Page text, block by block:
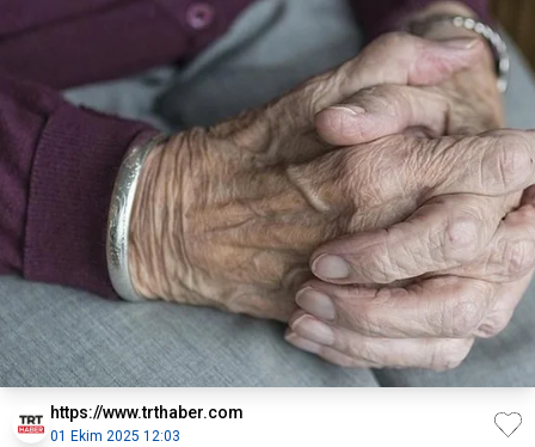
https://www.trthaber.com
01 Ekim 2025 12:03